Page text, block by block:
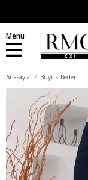
Menü
Anasayfa Büyük Beden Alt Giyim